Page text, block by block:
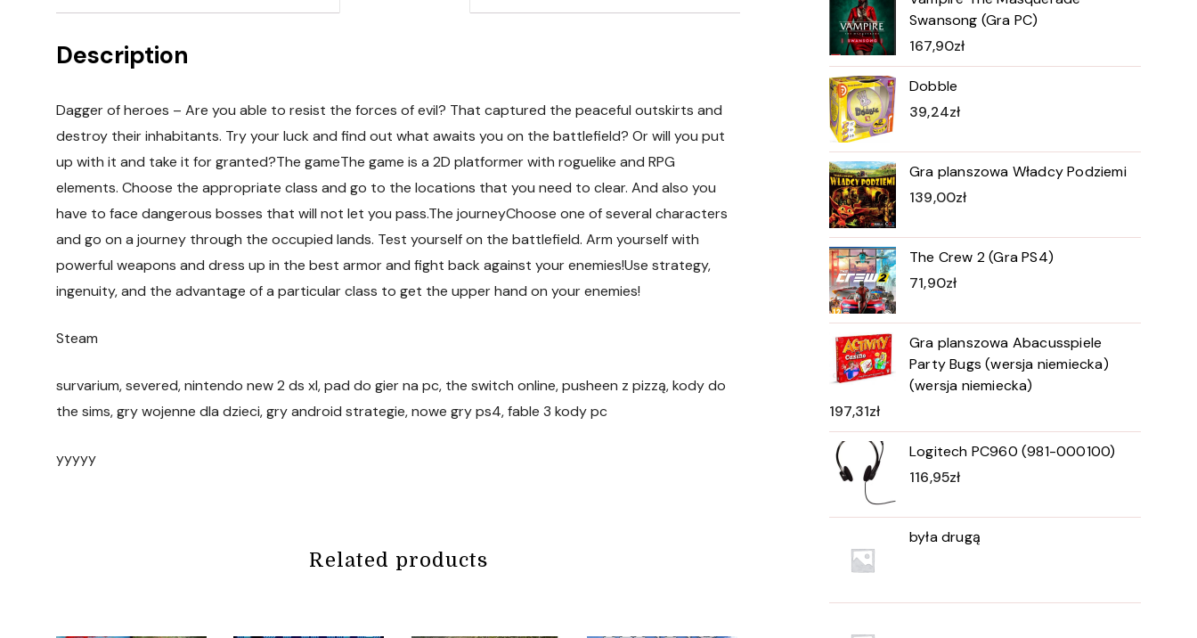
Description
Dagger of heroes – Are you able to resist the forces of evil? That captured the peaceful outskirts and
destroy their inhabitants. Try your luck and find out what awaits you on the battlefield? Or will you put
up with it and take it for granted?The gameThe game is a 2D platformer with roguelike and RPG
elements. Choose the appropriate class and go to the locations that you need to clear. And also you
have to face dangerous bosses that will not let you pass.The journeyChoose one of several characters
and go on a journey through the occupied lands. Test yourself on the battlefield. Arm yourself with
powerful weapons and dress up in the best armor and fight back against your enemies!Use strategy,
ingenuity, and the advantage of a particular class to get the upper hand on your enemies!
Steam
survarium, severed, nintendo new 2 ds xl, pad do gier na pc, the switch online, pusheen z pizzą, kody do
the sims, gry wojenne dla dzieci, gry android strategie, nowe gry ps4, fable 3 kody pc
yyyyy
Related products
Swansong (Gra PC)
167,90zł
Dobble
39,24zł
Gra planszowa Władcy Podziemi
139,00zł
The Crew 2 (Gra PS4)
71,90zł
Gra planszowa Abacusspiele
Party Bugs (wersja niemiecka)
(wersja niemiecka)
197,31zł
Logitech PC960 (981-000100)
116,95zł
była drugą